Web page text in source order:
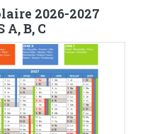
2026-2027
A, B, C